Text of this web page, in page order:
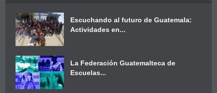
Escuchando al futuro de Guatemala:
Actividades en...
La Federación Guatemalteca de
Escuelas...